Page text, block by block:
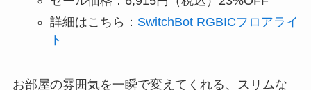
詳細はこちら： SwitchBot RGBICフロアライ
ト
お部屋の雰囲気を一瞬で変えてくれる、スリムな